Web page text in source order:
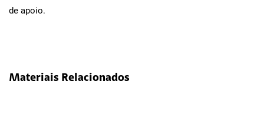
de apoio.
Materiais Relacionados